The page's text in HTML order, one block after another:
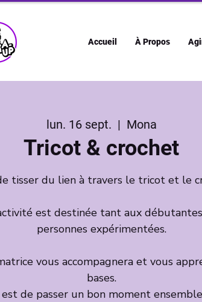
Accueil À Propos
lun. 16 sept.
  |
Mona
Tricot & crochet
tisser du lien à travers le tricot et le
est destinée tant aux débutantes
personnes expérimentées.
vous accompagnera et vous
bases.
est de passer un bon moment